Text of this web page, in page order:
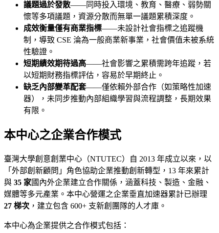
議題過於發散——同時投入環境、教育、醫療、弱勢關
懷等多項議題，資源分散而無單一議題累積深度。
成效衡量僅有商業指標——未設計社會指標之追蹤機
制，導致 CSE 淪為一般商業新事業，社會價值未被系統
性驗證。
短期績效期待過高——社會影響之累積需跨年追蹤，若
以短期財務指標評估，容易於早期終止。
缺乏內部變革配套——僅依賴外部合作（如策略性加速
器），未同步推動內部組織學習與流程調整，長期效果
有限。
本中心之企業合作模式
臺灣大學創意創業中心（NTUTEC）自 2013 年成立以來，以
「外部創新顧問」角色協助企業推動創新轉型，13 年來累計
與 35 家國內外企業建立合作關係，涵蓋科技、製造、金融、
媒體等多元產業。本中心營運之企業垂直加速器累計已辦理
27 梯次 ，建立包含 600+ 支新創團隊的人才庫。
本中心為企業提供之合作模式包括：